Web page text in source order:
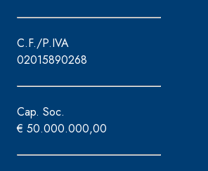
C.F./P.IVA
02015890268
Cap. Soc.
€ 50.000.000,00